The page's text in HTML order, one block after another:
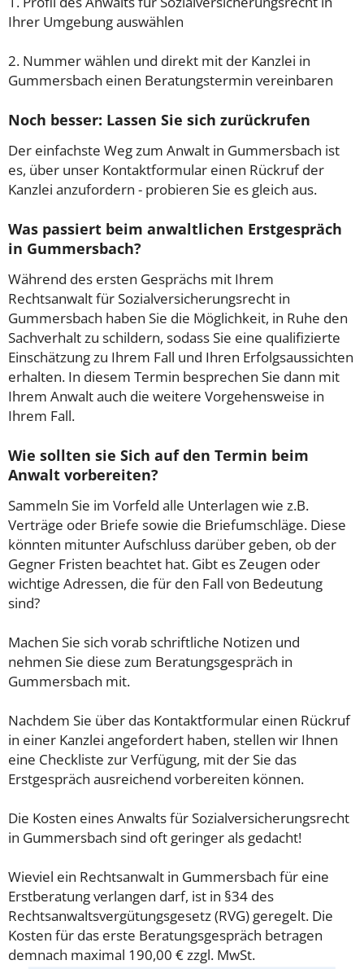
Ihrer Umgebung auswählen
2. Nummer wählen und direkt mit der Kanzlei in
Gummersbach einen Beratungstermin vereinbaren
Noch besser: Lassen Sie sich zurückrufen
Der einfachste Weg zum Anwalt in Gummersbach ist
es, über unser Kontaktformular einen Rückruf der
Kanzlei anzufordern - probieren Sie es gleich aus.
Was passiert beim anwaltlichen Erstgespräch
in Gummersbach?
Während des ersten Gesprächs mit Ihrem
Rechtsanwalt für Sozialversicherungsrecht in
Gummersbach haben Sie die Möglichkeit, in Ruhe den
Sachverhalt zu schildern, sodass Sie eine qualifizierte
Einschätzung zu Ihrem Fall und Ihren Erfolgsaussichten
erhalten. In diesem Termin besprechen Sie dann mit
Ihrem Anwalt auch die weitere Vorgehensweise in
Ihrem Fall.
Wie sollten sie Sich auf den Termin beim
Anwalt vorbereiten?
Sammeln Sie im Vorfeld alle Unterlagen wie z.B.
Verträge oder Briefe sowie die Briefumschläge. Diese
könnten mitunter Aufschluss darüber geben, ob der
Gegner Fristen beachtet hat. Gibt es Zeugen oder
wichtige Adressen, die für den Fall von Bedeutung
sind?
Machen Sie sich vorab schriftliche Notizen und
nehmen Sie diese zum Beratungsgespräch in
Gummersbach mit.
Nachdem Sie über das Kontaktformular einen Rückruf
in einer Kanzlei angefordert haben, stellen wir Ihnen
eine Checkliste zur Verfügung, mit der Sie das
Erstgespräch ausreichend vorbereiten können.
Die Kosten eines Anwalts für Sozialversicherungsrecht
in Gummersbach sind oft geringer als gedacht!
Wieviel ein Rechtsanwalt in Gummersbach für eine
Erstberatung verlangen darf, ist in §34 des
Rechtsanwaltsvergütungsgesetz (RVG) geregelt. Die
Kosten für das erste Beratungsgespräch betragen
demnach maximal 190,00 € zzgl. MwSt.